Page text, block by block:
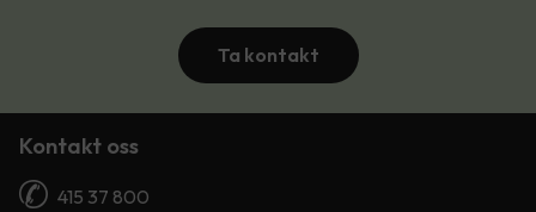
Ta kontakt
Kontakt oss
415 37 800